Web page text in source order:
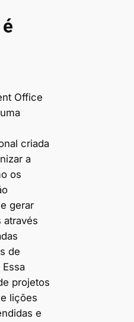
Office
criada
a
os
gerar
de
Essa
projetos
lições
e